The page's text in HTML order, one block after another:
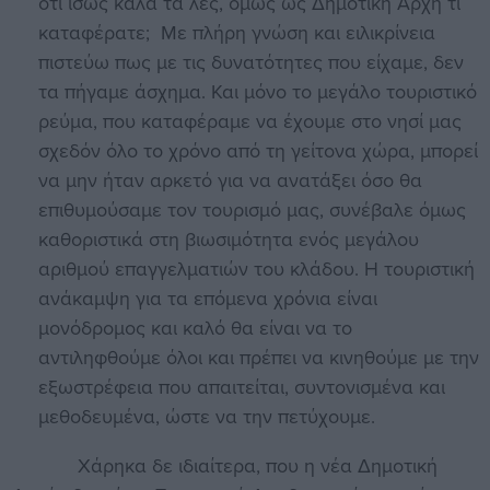
καταφέρατε; Με πλήρη γνώση και ειλικρίνεια
πιστεύω πως με τις δυνατότητες που είχαμε, δεν
τα πήγαμε άσχημα. Και μόνο το μεγάλο τουριστικό
ρεύμα, που καταφέραμε να έχουμε στο νησί μας
σχεδόν όλο το χρόνο από τη γείτονα χώρα, μπορεί
να μην ήταν αρκετό για να ανατάξει όσο θα
επιθυμούσαμε τον τουρισμό μας, συνέβαλε όμως
καθοριστικά στη βιωσιμότητα ενός μεγάλου
αριθμού επαγγελματιών του κλάδου. Η τουριστική
ανάκαμψη για τα επόμενα χρόνια είναι
μονόδρομος και καλό θα είναι να το
αντιληφθούμε όλοι και πρέπει να κινηθούμε με την
εξωστρέφεια που απαιτείται, συντονισμένα και
μεθοδευμένα, ώστε να την πετύχουμε.
Χάρηκα δε ιδιαίτερα, που η νέα Δημοτική